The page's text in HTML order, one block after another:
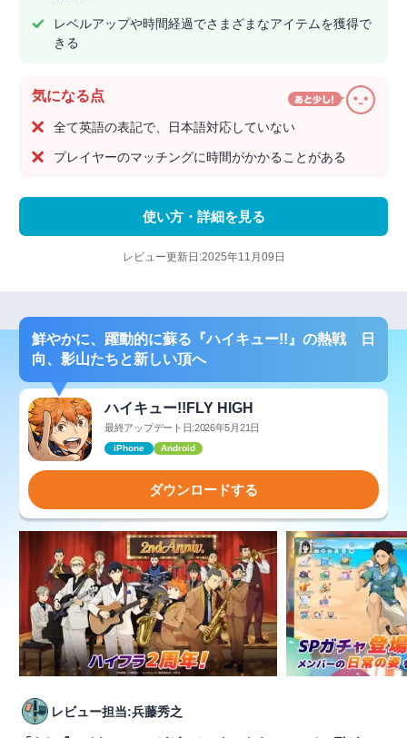
レベルアップや時間経過でさまざまなアイテムを獲得で
きる
気になる点
全て英語の表記で、日本語対応していない
プレイヤーのマッチングに時間がかかることがある
使い方・詳細を見る
レビュー更新日:2025年11月09日
鮮やかに、躍動的に蘇る『ハイキュー!!』の熱戦 日
向、影山たちと新しい頂へ
ハイキュー!!FLY HIGH
最終アップデート日:2026年5月21日
iPhone Android
ダウンロードする
レビュー担当:兵藤秀之